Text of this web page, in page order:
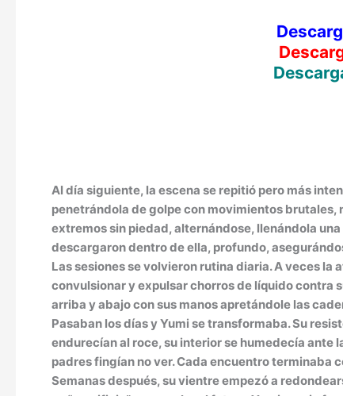
Al día siguiente, la escena se repitió pero más
penetrándola de golpe con movimientos brutales,
extremos sin piedad, alternándose, llenándola
descargaron dentro de ella, profundo,
Las sesiones se volvieron rutina diaria. A veces
convulsionar y expulsar chorros de líquido contra
arriba y abajo con sus manos apretándole las
Pasaban los días y Yumi se transformaba. Su
endurecían al roce, su interior se humedecía ante
padres fingían no ver. Cada encuentro terminaba
Semanas después, su vientre empezó a